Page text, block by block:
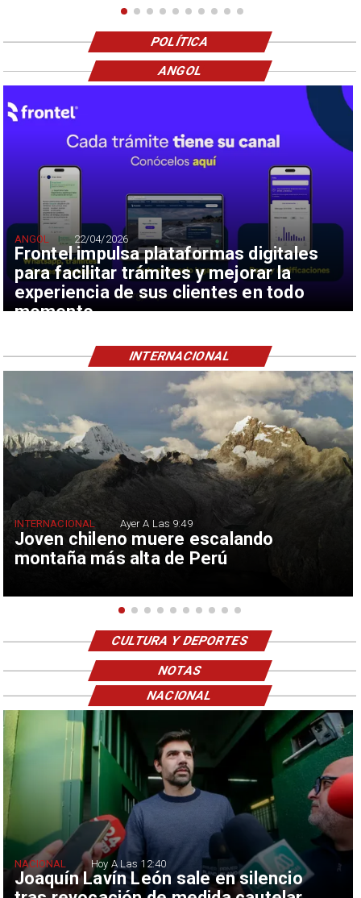
POLÍTICA
Frontel impulsa plataformas digitales
para facilitar trámites y mejorar la
experiencia de sus clientes en todo
momento
ANGOL 22/04/2026
ANGOL
Joven chileno muere escalando
montaña más alta de Perú
INTERNACIONAL Ayer A Las 9:49
INTERNACIONAL
CULTURA Y DEPORTES
NOTAS
Joaquín Lavín León sale en silencio
NACIONAL Hoy A Las 12:40
NACIONAL